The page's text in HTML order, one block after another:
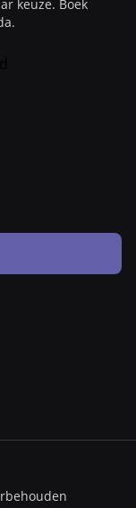
keuze. Boek